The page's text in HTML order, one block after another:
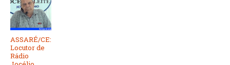
ASSARÉ/CE:
Locutor de
Rádio